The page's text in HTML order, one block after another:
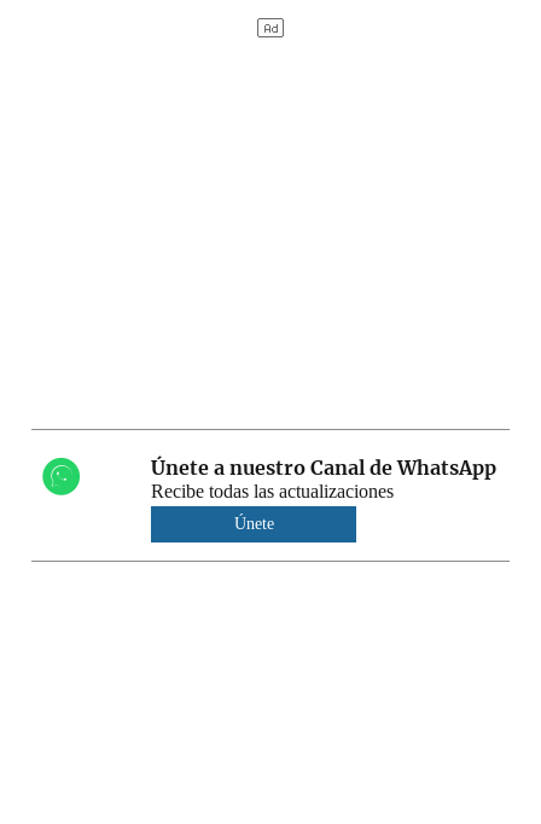
Únete a nuestro Canal de WhatsApp
Recibe todas las actualizaciones
Únete